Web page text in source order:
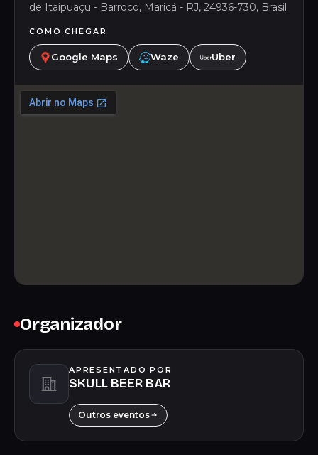
de Itaipuaçu - Barroco, Maricá - RJ, 24936-730, Brasil
COMO CHEGAR
Google Maps Waze Uber
Organizador
APRESENTADO POR
SKULL BEER BAR
Outros eventos